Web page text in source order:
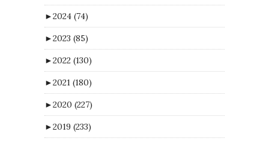
►2024 (74)
►2023 (85)
►2022 (130)
►2021 (180)
►2020 (227)
►2019 (233)